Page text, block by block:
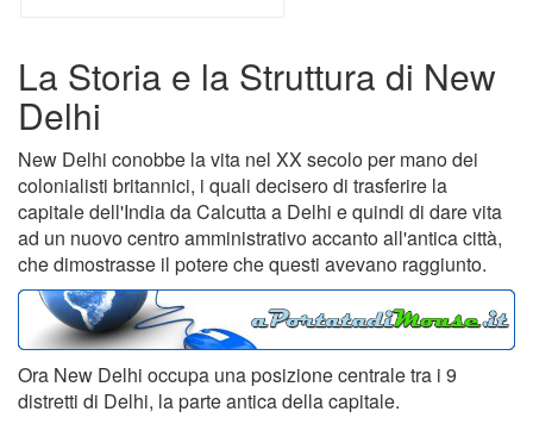
La Storia e la Struttura di New
Delhi
New Delhi conobbe la vita nel XX secolo per mano dei
colonialisti britannici, i quali decisero di trasferire la
capitale dell'India da Calcutta a Delhi e quindi di dare vita
ad un nuovo centro amministrativo accanto all'antica città,
che dimostrasse il potere che questi avevano raggiunto.
Ora New Delhi occupa una posizione centrale tra i 9
distretti di Delhi, la parte antica della capitale.